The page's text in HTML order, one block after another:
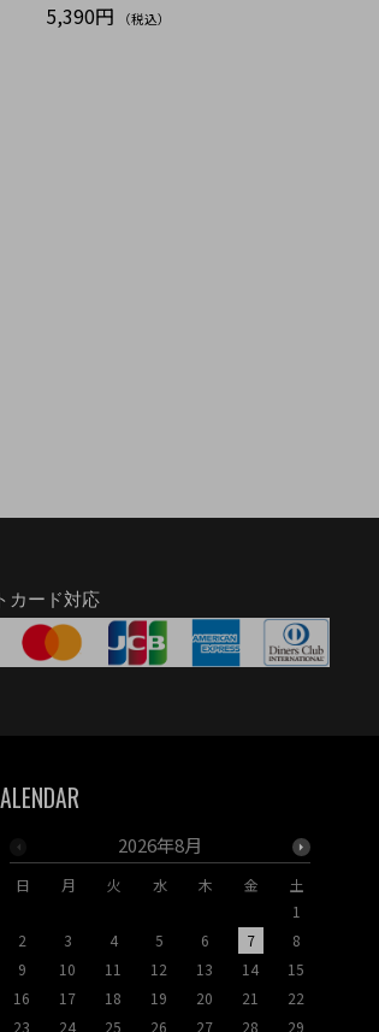
5,390円 （税込）
カード対応
2026年8月
日 月 火 水 木 金
土
1
2
3 4 5 6 7
8
9
10 11 12 13 14
15
16
17 18 19 20 21
22
23
24 25 26 27 28 29